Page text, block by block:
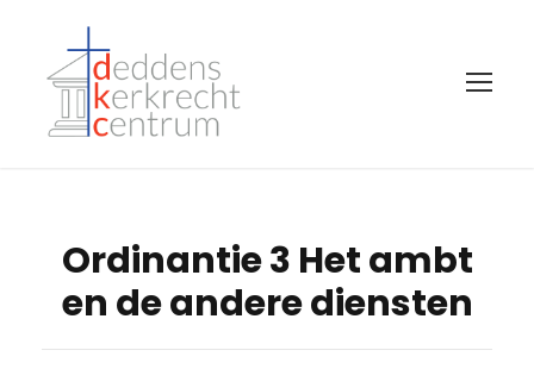
Ordinantie 3 Het ambt
en de andere diensten